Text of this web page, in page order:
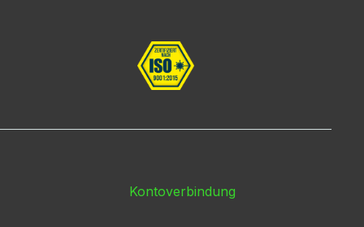
Kontoverbindung